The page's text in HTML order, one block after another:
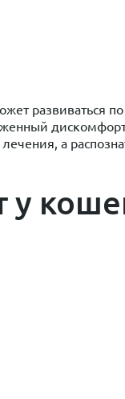
развиваться
а
у